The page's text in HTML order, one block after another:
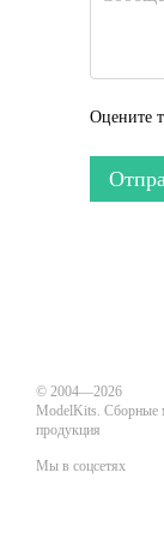
Оцените
© 2004—2026
ModelKits. Сборные
продукция
Мы в соцсетях